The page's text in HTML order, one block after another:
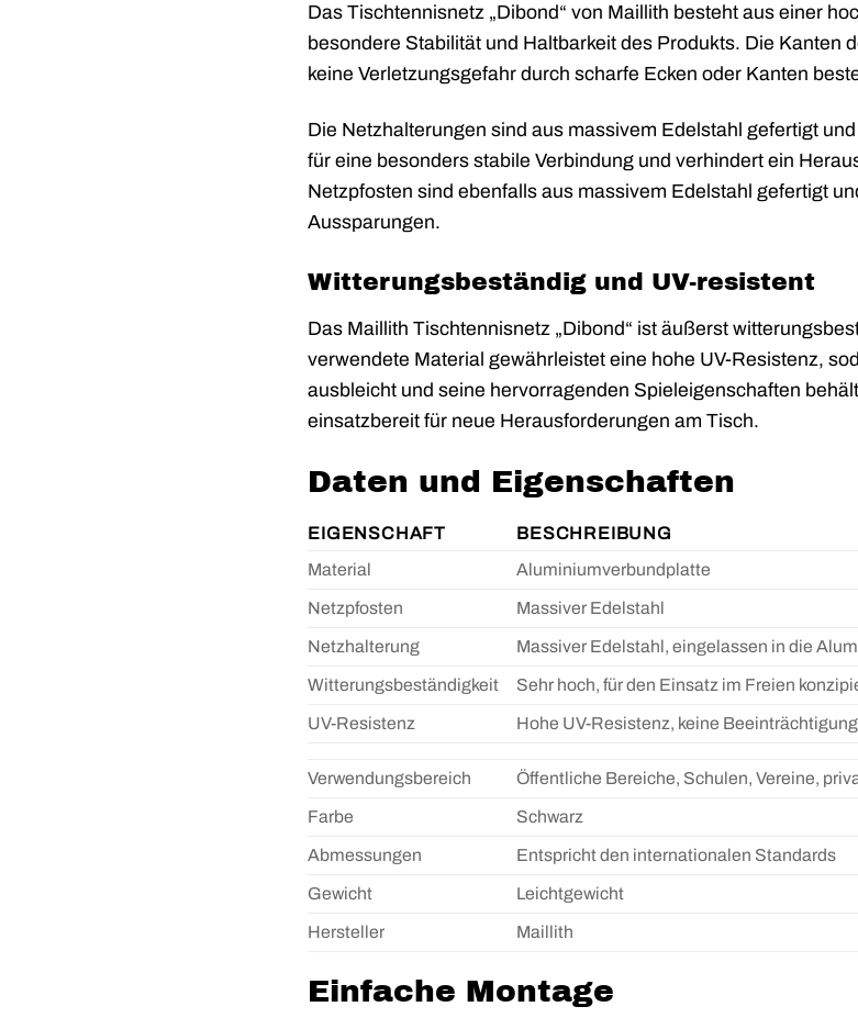
Das Tischtennisnetz „Dibond“ von Maillith besteht aus einer
besondere Stabilität und Haltbarkeit des Produkts. Die
keine Verletzungsgefahr durch scharfe Ecken oder Kanten
Die Netzhalterungen sind aus massivem Edelstahl gefertigt
für eine besonders stabile Verbindung und verhindert ein
Netzpfosten sind ebenfalls aus massivem Edelstahl gefertigt
Aussparungen.
Witterungsbeständig und UV-resistent
Das Maillith Tischtennisnetz „Dibond“ ist äußerst
verwendete Material gewährleistet eine hohe UV-Resistenz,
ausbleicht und seine hervorragenden Spieleigenschaften
einsatzbereit für neue Herausforderungen am Tisch.
Daten und Eigenschaften
EIGENSCHAFT
BESCHREIBUNG
Material
Aluminiumverbundplatte
Netzpfosten Massiver Edelstahl
Netzhalterung Massiver Edelstahl, eingelassen in die
Witterungsbeständigkeit Sehr hoch, für den Einsatz im Freien
UV-Resistenz Hohe UV-Resistenz, keine
Verwendungsbereich Öffentliche Bereiche, Schulen, Vereine,
Farbe Schwarz
Abmessungen Entspricht den internationalen Standards
Gewicht Leichtgewicht
Hersteller Maillith
Einfache Montage